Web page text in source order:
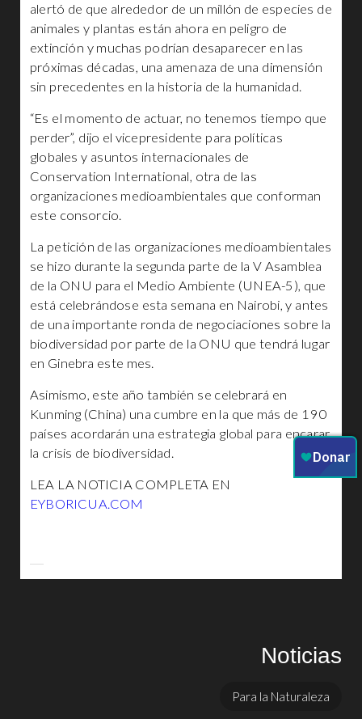
alertó de que alrededor de un millón de especies de
animales y plantas están ahora en peligro de
extinción y muchas podrían desaparecer en las
próximas décadas, una amenaza de una dimensión
sin precedentes en la historia de la humanidad.
“Es el momento de actuar, no tenemos tiempo que
perder”, dijo el vicepresidente para políticas
globales y asuntos internacionales de
Conservation International, otra de las
organizaciones medioambientales que conforman
este consorcio.
La petición de las organizaciones medioambientales
se hizo durante la segunda parte de la V Asamblea
de la ONU para el Medio Ambiente (UNEA-5), que
está celebrándose esta semana en Nairobi, y antes
de una importante ronda de negociaciones sobre la
biodiversidad por parte de la ONU que tendrá lugar
en Ginebra este mes.
Asimismo, este año también se celebrará en
Kunming (China) una cumbre en la que más de 190
países acordarán una estrategia global para encarar
la crisis de biodiversidad.
LEA LA NOTICIA COMPLETA EN
EYBORICUA.COM
Noticias
Para la Naturaleza